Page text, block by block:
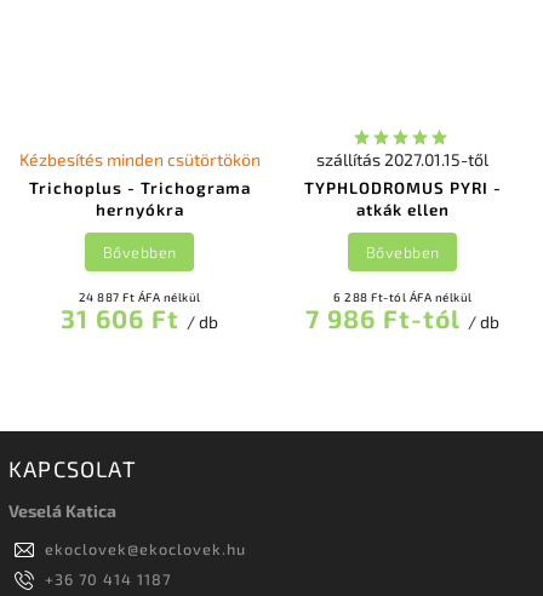
Trichoplus - Trichograma
hernyókra
Kézbesítés minden csütörtökön
24 887 Ft ÁFA nélkül
31 606 Ft / db
Bővebben
TYPHLODROMUS PYRI -
atkák ellen
szállítás 2027.01.15-től
6 288 Ft-tól ÁFA nélkül
7 986 Ft-tól / db
Bővebben
KAPCSOLAT
Veselá Katica
ekoclovek@ekoclovek.hu
+36 70 414 1187